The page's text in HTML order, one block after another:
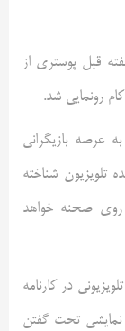
قبل پوستری از
رونمایی شد.
عرصه بازیگرانی
تلویزیون شناخته
روی صحنه خواهد
در کارنامه
تحت گفتن